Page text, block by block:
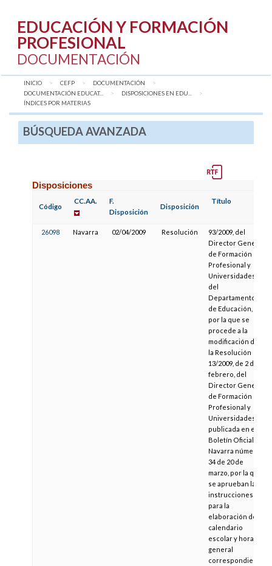
EDUCACIÓN Y FORMACIÓN
PROFESIONAL
DOCUMENTACIÓN
INICIO CEFP
DOCUMENTACIÓN
DOCUMENTACIÓN EDUCAT...
DISPOSICIONES EN EDU...
AQUÍ:
ÍNDICES POR MATERIAS
BÚSQUEDA AVANZADA
Disposiciones
Código
CC.AA.
F.
Disposición
Disposición
Título
26098 Navarra 02/04/2009 Resolución
93/2009, del
Director General
de Formación
Profesional y
Universidades
del
Departamento
de Educación,
por la que se
procede a la
modificación de
la Resolución
13/2009, de 2 de
febrero, del
Director General
de Formación
Profesional y
Universidades,
publicada en el
Boletín Oficial de
Navarra número
34 de 20 de
marzo, por la que
se aprueban las
instrucciones
para la
elaboración del
calendario
escolar y horario
general
correspondiente